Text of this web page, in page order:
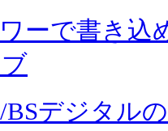
ーで書き込
デジタル